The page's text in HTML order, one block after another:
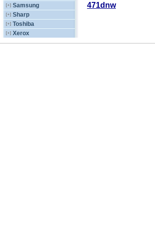
[+] Samsung
[+] Sharp
[+] Toshiba
[+] Xerox
471dnw